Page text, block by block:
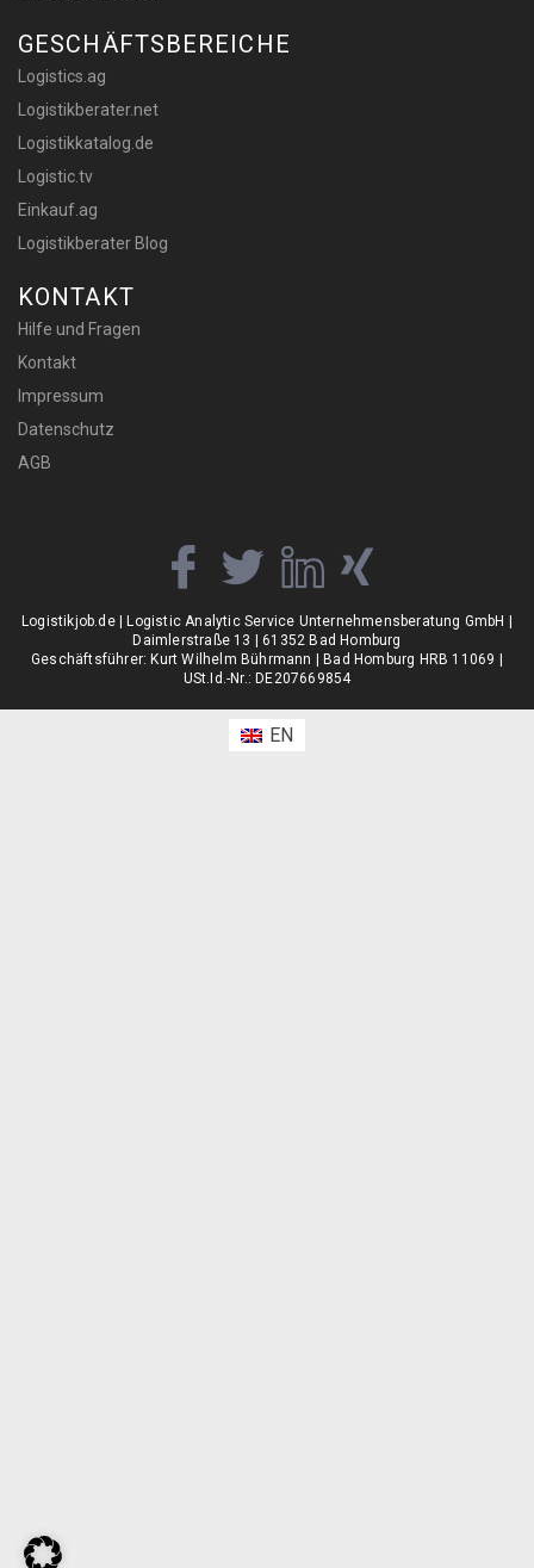
GESCHÄFTSBEREICHE
Logistics.ag
Logistikberater.net
Logistikkatalog.de
Logistic.tv
Einkauf.ag
Logistikberater Blog
KONTAKT
Hilfe und Fragen
Kontakt
Impressum
Datenschutz
AGB
Logistikjob.de | Logistic Analytic Service Unternehmensberatung GmbH |
Daimlerstraße 13 | 61352 Bad Homburg
Geschäftsführer: Kurt Wilhelm Bührmann | Bad Homburg HRB 11069 |
USt.Id.-Nr.: DE207669854
EN